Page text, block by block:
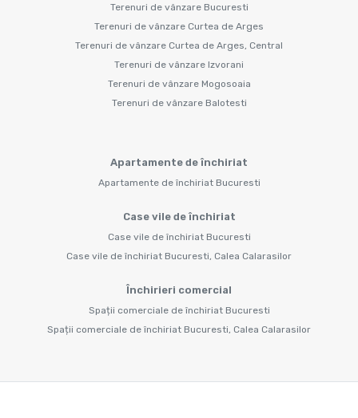
Terenuri de vânzare Bucuresti
Terenuri de vânzare Curtea de Arges
Terenuri de vânzare Curtea de Arges, Central
Terenuri de vânzare Izvorani
Terenuri de vânzare Mogosoaia
Terenuri de vânzare Balotesti
Apartamente de închiriat
Apartamente de închiriat Bucuresti
Case vile de închiriat
Case vile de închiriat Bucuresti
Case vile de închiriat Bucuresti, Calea Calarasilor
Închirieri comercial
Spații comerciale de închiriat Bucuresti
Spații comerciale de închiriat Bucuresti, Calea Calarasilor